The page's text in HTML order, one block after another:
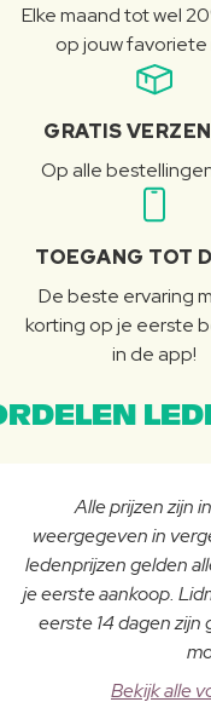
Elke maand tot wel
op jouw favoriete
GRATIS
Op alle
TOEGANG TOT
De beste ervaring
korting op je eerste
in de app!
Alle prijzen zijn
weergegeven in
ledenprijzen gelden
je eerste aankoop.
eerste 14 dagen
Bekijk alle